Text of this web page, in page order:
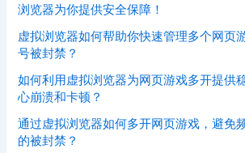
浏览器为你提供安全保障！
虚拟浏览器如何帮助你快速管理多个网页
号被封禁？
如何利用虚拟浏览器为网页游戏多开提供
心崩溃和卡顿？
通过虚拟浏览器如何多开网页游戏，避免
的被封禁？